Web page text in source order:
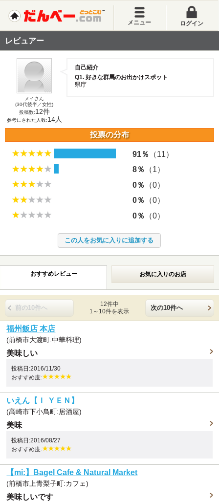
メニュー ログイン
レビュアー
メイさん
(30代後半／女性)
投稿数:12件
参考にされた人数:14人
自己紹介
Q1. 好きな群馬のお出かけスポット
県庁
投票の分布
91％
（11）
8％
（1）
0％
（0）
0％
（0）
0％
（0）
おすすめレビュー お気に入りのお店
前の10件へ
12件中
1～10件を表示
次の10件へ
福州飯店 本店
(前橋市大渡町:中華料理)
美味しい
投稿日:2016/11/30
おすすめ度:
いえん【Ｉ ＹＥＮ】
(高崎市下小鳥町:居酒屋)
美味
投稿日:2016/08/27
おすすめ度:
【mi:】Bagel Cafe & Natural Market
(前橋市上青梨子町:カフェ)
美味しいです